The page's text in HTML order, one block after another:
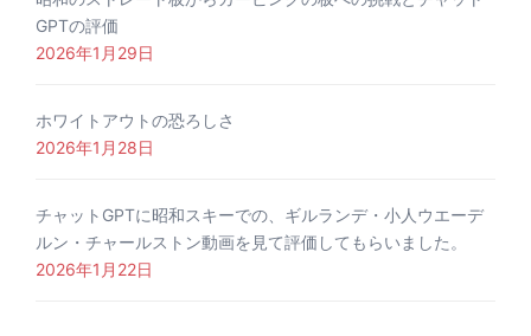
GPTの評価
2026年1月29日
ホワイトアウトの恐ろしさ
2026年1月28日
チャットGPTに昭和スキーでの、ギルランデ・小人ウエーデ
ルン・チャールストン動画を見て評価してもらいました。
2026年1月22日